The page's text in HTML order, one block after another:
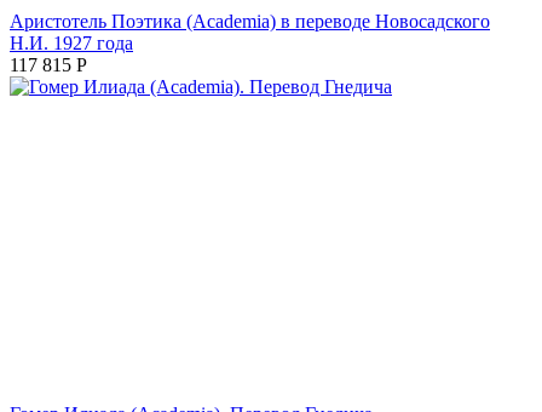
Аристотель Поэтика (Academia) в переводе Новосадского
Н.И. 1927 года
117 815 Р